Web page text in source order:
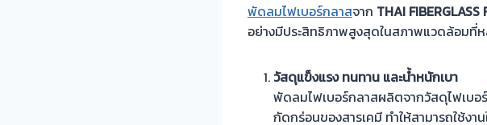
พัดลมไฟเบอร์กลาสจาก THAI FIBERGLASS
อย่างมีประสิทธิภาพสูงสุดในสภาพแวดล้อมที่
วัสดุแข็งแรง ทนทาน และน้ำหนักเบา
พัดลมไฟเบอร์กลาสผลิตจากวัสดุไฟเบอ
กัดกร่อนของสารเคมี ทำให้สามารถใช้